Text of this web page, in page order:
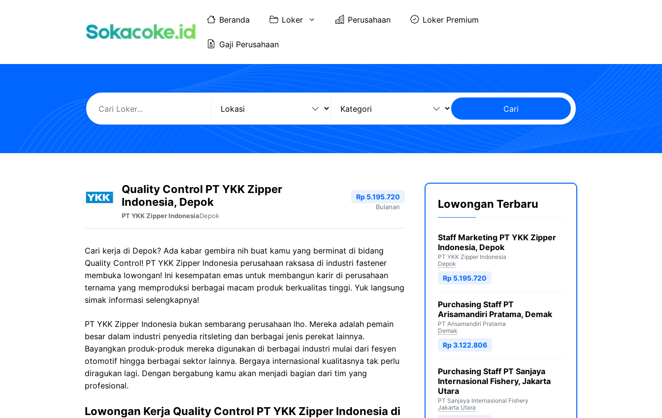
Beranda Loker Perusahaan Loker Premium
Gaji Perusahaan
Cari
Quality Control PT YKK Zipper
Indonesia, Depok
PT YKK Zipper IndonesiaDepok
Rp 5.195.720
Bulanan
Cari kerja di Depok? Ada kabar gembira nih buat kamu yang berminat di bidang
Quality Control! PT YKK Zipper Indonesia perusahaan raksasa di industri fastener
membuka lowongan! Ini kesempatan emas untuk membangun karir di perusahaan
ternama yang memproduksi berbagai macam produk berkualitas tinggi. Yuk langsung
simak informasi selengkapnya!
PT YKK Zipper Indonesia bukan sembarang perusahaan lho. Mereka adalah pemain
besar dalam industri penyedia ritsleting dan berbagai jenis perekat lainnya.
Bayangkan produk-produk mereka digunakan di berbagai industri mulai dari fesyen
otomotif hingga berbagai sektor lainnya. Bergaya internasional kualitasnya tak perlu
diragukan lagi. Dengan bergabung kamu akan menjadi bagian dari tim yang
profesional.
Lowongan Kerja Quality Control PT YKK Zipper Indonesia di
Lowongan Terbaru
Staff Marketing PT YKK Zipper
Indonesia, Depok
PT YKK Zipper Indonesia
Depok
Rp 5.195.720
Purchasing Staff PT
Arisamandiri Pratama, Demak
PT Arisamandiri Pratama
Demak
Rp 3.122.806
Purchasing Staff PT Sanjaya
Internasional Fishery, Jakarta
Utara
PT Sanjaya Internasional Fishery
Jakarta Utara